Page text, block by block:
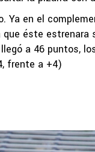
Ya en el
que éste
a 46 puntos,
frente a +4)